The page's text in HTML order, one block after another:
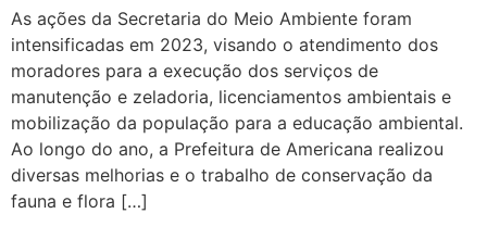
As ações da Secretaria do Meio Ambiente foram
intensificadas em 2023, visando o atendimento dos
moradores para a execução dos serviços de
manutenção e zeladoria, licenciamentos ambientais e
mobilização da população para a educação ambiental.
Ao longo do ano, a Prefeitura de Americana realizou
diversas melhorias e o trabalho de conservação da
fauna e flora […]